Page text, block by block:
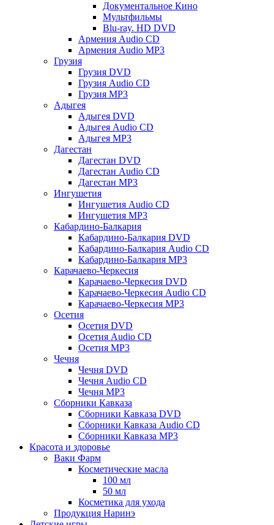
Документальное Кино
Мультфильмы
Blu-ray. HD DVD
Армения Audio CD
Армения Audio MP3
Грузия
Грузия DVD
Грузия Audio CD
Грузия MP3
Адыгея
Адыгея DVD
Адыгея Audio CD
Адыгея MP3
Дагестан
Дагестан DVD
Дагестан Audio CD
Дагестан MP3
Ингушетия
Ингушетия Audio CD
Ингушетия MP3
Кабардино-Балкария
Кабардино-Балкария DVD
Кабардино-Балкария Audio CD
Кабардино-Балкария MP3
Карачаево-Черкесия
Карачаево-Черкесия DVD
Карачаево-Черкесия Audio CD
Карачаево-Черкесия MP3
Осетия
Осетия DVD
Осетия Audio CD
Осетия MP3
Чечня
Чечня DVD
Чечня Audio CD
Чечня MP3
Сборники Кавказа
Сборники Кавказа DVD
Сборники Кавказа Audio CD
Сборники Кавказа MP3
Красота и здоровье
Ваки Фарм
Косметические масла
100 мл
50 мл
Косметика для ухода
Продукция Наринэ